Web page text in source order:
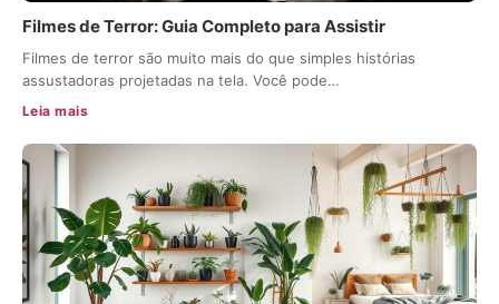
Filmes de Terror: Guia Completo para Assistir
Filmes de terror são muito mais do que simples histórias
assustadoras projetadas na tela. Você pode…
Leia mais